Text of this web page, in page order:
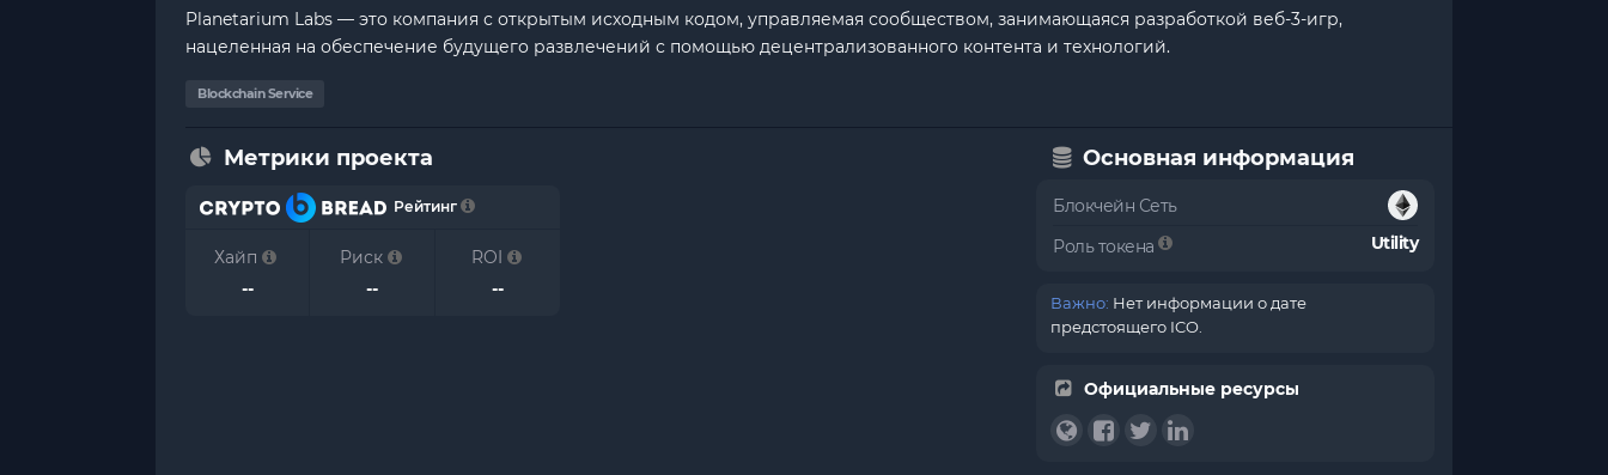
Planetarium Labs — это компания с открытым исходным кодом, управляемая сообществом, занимающаяся разработкой веб-3-игр,
нацеленная на обеспечение будущего развлечений с помощью децентрализованного контента и технологий.
Blockchain Service
Метрики проекта
Рейтинг
Хайп
--
Риск
--
ROI
--
Основная информация
Блокчейн Сеть
Роль токена
Utility
Важно: Нет информации о дате
предстоящего ICO.
Официальные ресурсы